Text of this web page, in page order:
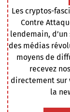
Les cryptos-
Contre
lendemain,
des médias
moyens de
recevez
directement sur
la